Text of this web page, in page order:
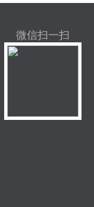
微信扫一扫